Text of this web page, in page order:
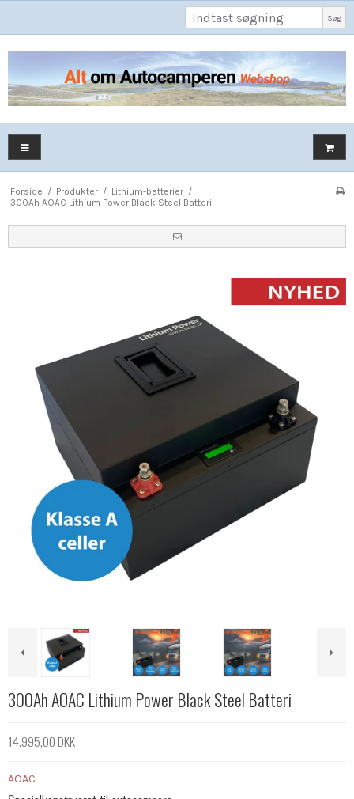
Søg
Forside / Produkter / Lithium-batterier /
300Ah AOAC Lithium Power Black Steel Batteri
300Ah AOAC Lithium Power Black Steel Batteri
14.995,00 DKK
AOAC